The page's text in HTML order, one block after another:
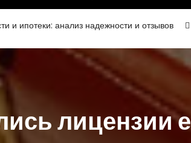
анализ надежности и отзывов Роль
лицензии